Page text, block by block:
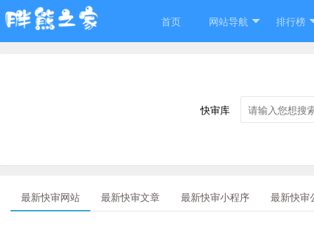
首页 网站导航 排行榜
快审库
最新快审网站 最新快审文章 最新快审小程序 最新快审